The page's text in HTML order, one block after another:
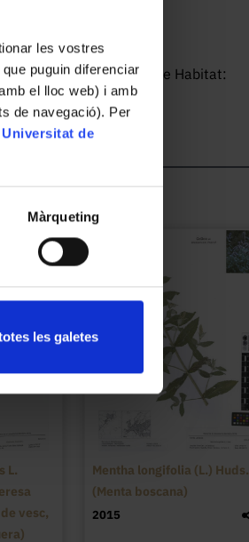
les vostres
puguin diferenciar
el lloc web) i amb
de navegació). Per
de
Màrqueting
les galetes
// Rosales // Rosaceae Habitat:
L.
vesc,
Mentha longifolia (L.) Huds.
(Menta boscana)
2015